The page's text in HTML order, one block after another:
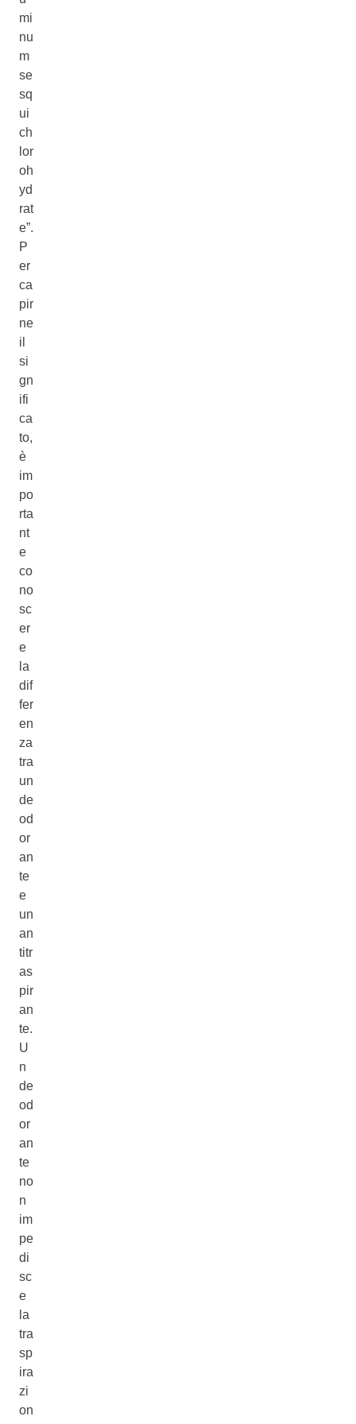
mi
nu
m
se
sq
ui
ch
lor
oh
yd
rat
e”.
P
er
ca
pir
ne
il
si
gn
ifi
ca
to,
è
im
po
rta
nt
e
co
no
sc
er
e
la
dif
fer
en
za
tra
un
de
od
or
an
te
e
un
an
titr
as
pir
an
te.
U
n
de
od
or
an
te
no
n
im
pe
di
sc
e
la
tra
sp
ira
zi
on